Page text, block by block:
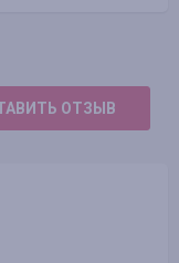
ОТЗЫВ